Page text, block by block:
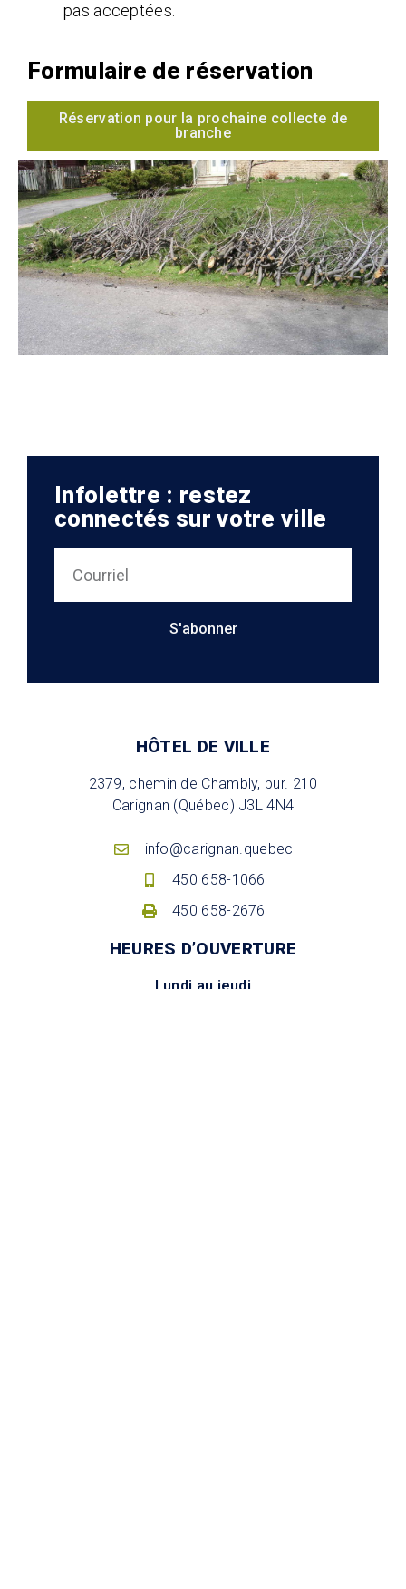
pas acceptées.
Formulaire de réservation
Réservation pour la prochaine collecte de
branche
Infolettre : restez
connectés sur votre ville
S'abonner
HÔTEL DE VILLE
2379, chemin de Chambly, bur. 210
Carignan (Québec) J3L 4N4
info@carignan.quebec
450 658-1066
450 658-2676
HEURES D’OUVERTURE
Lundi au jeudi